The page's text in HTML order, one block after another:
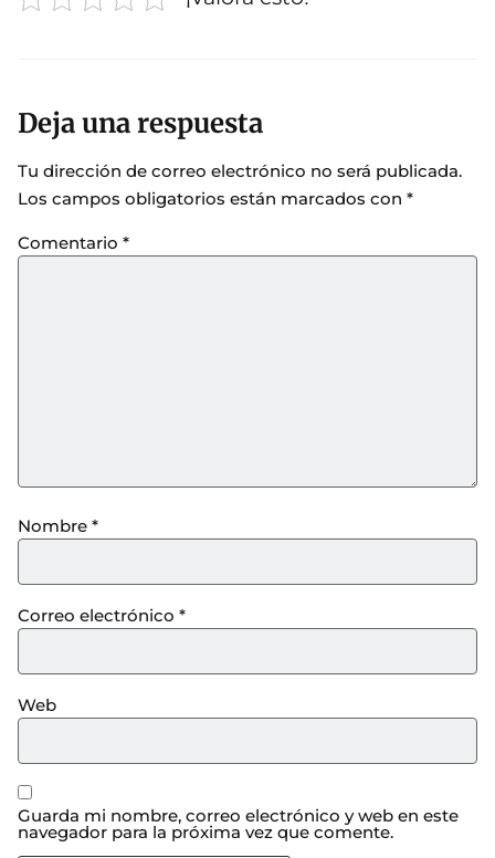
Deja una respuesta
Tu dirección de correo electrónico no será publicada.
Los campos obligatorios están marcados con *
Comentario *
Nombre *
Correo electrónico *
Web
Guarda mi nombre, correo electrónico y web en este
navegador para la próxima vez que comente.